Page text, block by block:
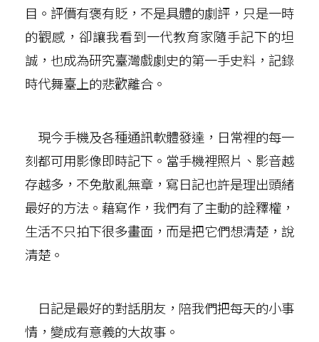
目。評價有褒有貶，不是具體的劇評，只是一時
的觀感，卻讓我看到一代教育家隨手記下的坦
誠，也成為研究臺灣戲劇史的第一手史料，記錄
時代舞臺上的悲歡離合。
現今手機及各種通訊軟體發達，日常裡的每一
刻都可用影像即時記下。當手機裡照片、影音越
存越多，不免散亂無章，寫日記也許是理出頭緒
最好的方法。藉寫作，我們有了主動的詮釋權，
生活不只拍下很多畫面，而是把它們想清楚，說
清楚。
日記是最好的對話朋友，陪我們把每天的小事
情，變成有意義的大故事。